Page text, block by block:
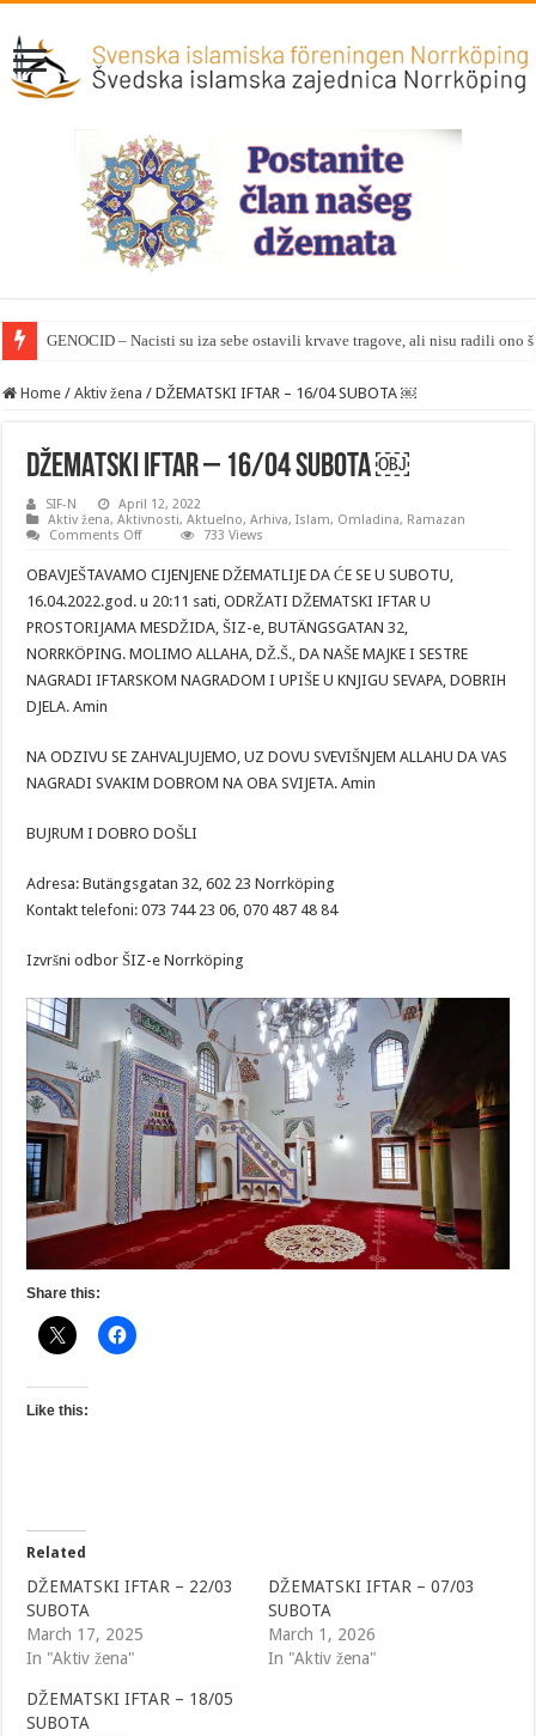
GENOCID – Nacisti su iza sebe ostavili krvave tragove, ali nisu radili
Home / Aktiv žena / DŽEMATSKI IFTAR – 16/04 SUBOTA ￼
DŽEMATSKI IFTAR – 16/04 SUBOTA ￼
SIF-N
April 12, 2022
Aktiv žena,Aktivnosti,Aktuelno,Arhiva,Islam, Omladina, Ramazan
Comments Offon
–
16/04
￼
733 Views
OBAVJEŠTAVAMO CIJENJENE DŽEMATLIJE DA ĆE SE U SUBOTU,
16.04.2022.god. u 20:11 sati, ODRŽATI DŽEMATSKI IFTAR U
PROSTORIJAMA MESDŽIDA, ŠIZ-e, BUTÄNGSGATAN 32,
NORRKÖPING. MOLIMO ALLAHA, DŽ.Š., DA NAŠE MAJKE I SESTRE
NAGRADI IFTARSKOM NAGRADOM I UPIŠE U KNJIGU SEVAPA, DOBRIH
DJELA. Amin
NA ODZIVU SE ZAHVALJUJEMO, UZ DOVU SVEVIŠNJEM ALLAHU DA VAS
NAGRADI SVAKIM DOBROM NA OBA SVIJETA. Amin
BUJRUM I DOBRO DOŠLI
Adresa: Butängsgatan 32, 602 23 Norrköping
Kontakt telefoni: 073 744 23 06, 070 487 48 84
Izvršni odbor ŠIZ-e Norrköping
Share this:
Like this:
Related
DŽEMATSKI IFTAR – 22/03
SUBOTA
March 17, 2025
In "Aktiv žena"
DŽEMATSKI IFTAR – 07/03
SUBOTA
March 1, 2026
In "Aktiv žena"
DŽEMATSKI IFTAR – 18/05
SUBOTA